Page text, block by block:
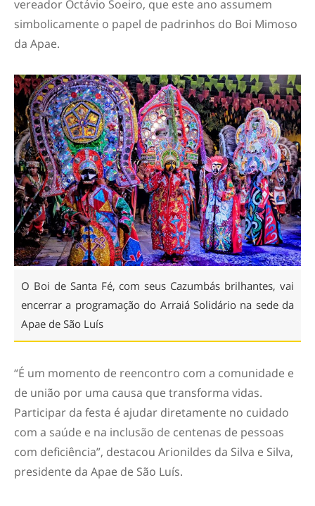
vereador Octávio Soeiro, que este ano assumem
simbolicamente o papel de padrinhos do Boi Mimoso
da Apae.
O Boi de Santa Fé, com seus Cazumbás brilhantes, vai
encerrar a programação do Arraiá Solidário na sede da
Apae de São Luís
“É um momento de reencontro com a comunidade e
de união por uma causa que transforma vidas.
Participar da festa é ajudar diretamente no cuidado
com a saúde e na inclusão de centenas de pessoas
com deficiência”, destacou Arionildes da Silva e Silva,
presidente da Apae de São Luís.